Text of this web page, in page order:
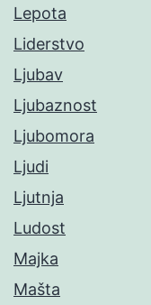
Lepota
Liderstvo
Ljubav
Ljubaznost
Ljubomora
Ljudi
Ljutnja
Ludost
Majka
Mašta